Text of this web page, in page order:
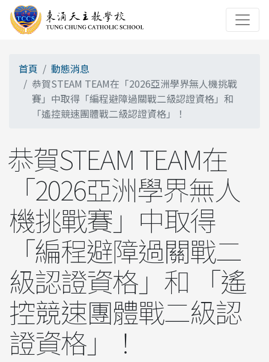
首頁
動態消息
恭賀STEAM TEAM在「2026亞洲學界無人機挑戰
賽」中取得「編程避障過關戰二級認證資格」和
「遙控競速團體戰二級認證資格」！
恭賀STEAM TEAM在
「2026亞洲學界無人
機挑戰賽」中取得
「編程避障過關戰二
級認證資格」和 「遙
控競速團體戰二級認
證資格」！